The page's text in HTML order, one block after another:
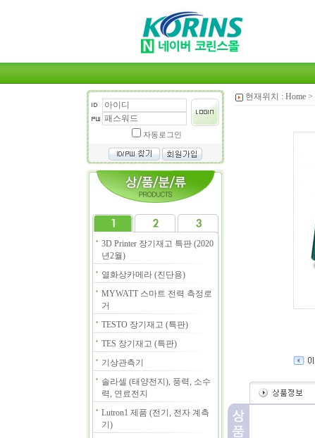
자동로그인
3D Printer 장기재고 특판 (2020
년2월)
열화상카메라 (진단용)
MYWATT 스마트 전력 측정로
거
TESTO 장기재고 (특판)
TES 장기재고 (특판)
기상관측기
솔라셀 (태양전지), 풍력, 소수
력, 연료전지
Lutron1 제품 (전기, 전자 계측
기)
현재위치 : Home >